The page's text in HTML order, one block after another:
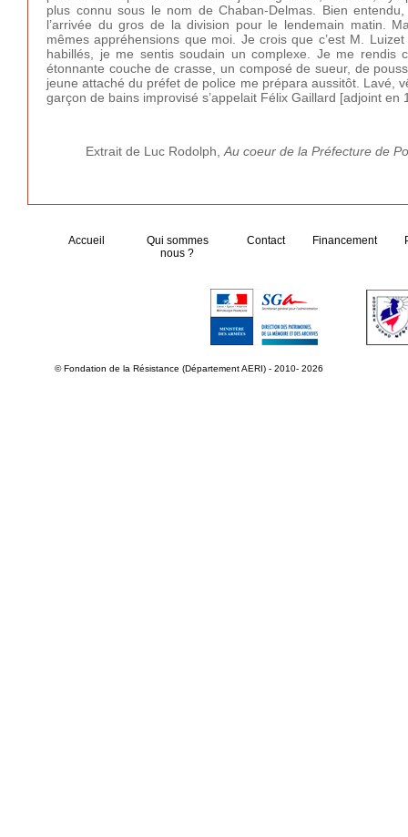
plus connu sous le nom de Chaban-Delmas. Bien
l’arrivée du gros de la division pour le lendemain matin.
mêmes appréhensions que moi. Je crois que c’est M.
habillés, je me sentis soudain un complexe. Je me rendis
étonnante couche de crasse, un composé de sueur, de
jeune attaché du préfet de police me prépara aussitôt. Lavé,
garçon de bains improvisé s’appelait Félix Gaillard [adjoint
Extrait de Luc Rodolph, Au coeur de la Préfecture de
Accueil
Qui sommes
nous ?
Contact Financement
© Fondation de la Résistance (Département AERI) - 2010- 2026